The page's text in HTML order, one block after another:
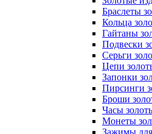
Браслеты
Кольца
Гайтаны
Подвески
Серьги
Цепи
Запонки
Пирсинги
Броши
Часы
Монеты
Зажимы для